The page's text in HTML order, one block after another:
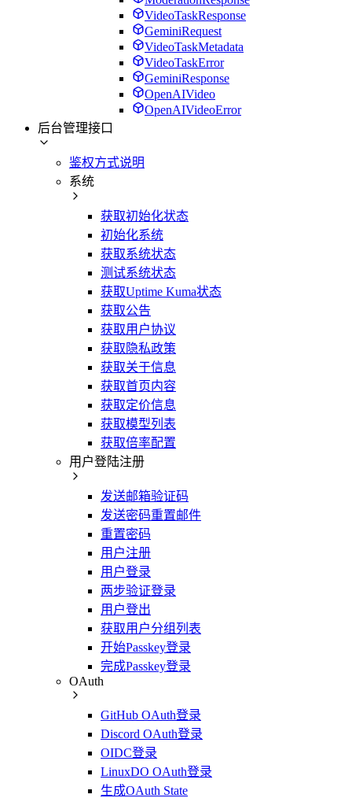
VideoTaskResponse
GeminiRequest
VideoTaskMetadata
VideoTaskError
GeminiResponse
OpenAIVideo
OpenAIVideoError
后台管理接口
鉴权方式说明
系统
获取初始化状态
初始化系统
获取系统状态
测试系统状态
获取Uptime Kuma状态
获取公告
获取用户协议
获取隐私政策
获取关于信息
获取首页内容
获取定价信息
获取模型列表
获取倍率配置
用户登陆注册
发送邮箱验证码
发送密码重置邮件
重置密码
用户注册
用户登录
两步验证登录
用户登出
获取用户分组列表
开始Passkey登录
完成Passkey登录
OAuth
GitHub OAuth登录
Discord OAuth登录
OIDC登录
LinuxDO OAuth登录
生成OAuth State